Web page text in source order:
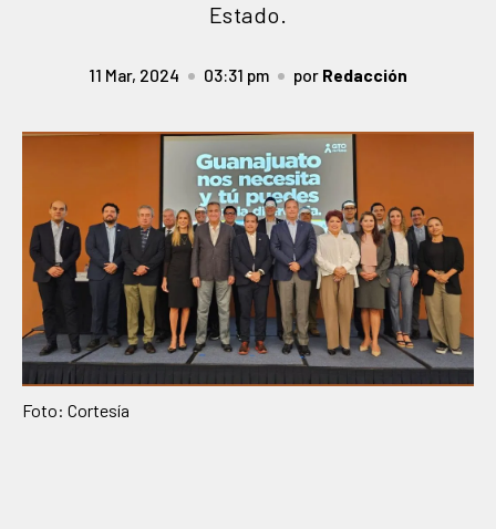
Estado.
11 Mar, 2024 03:31 pm por Redacción
Foto: Cortesía